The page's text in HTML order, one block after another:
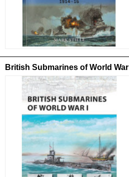
British Submarines of World War I